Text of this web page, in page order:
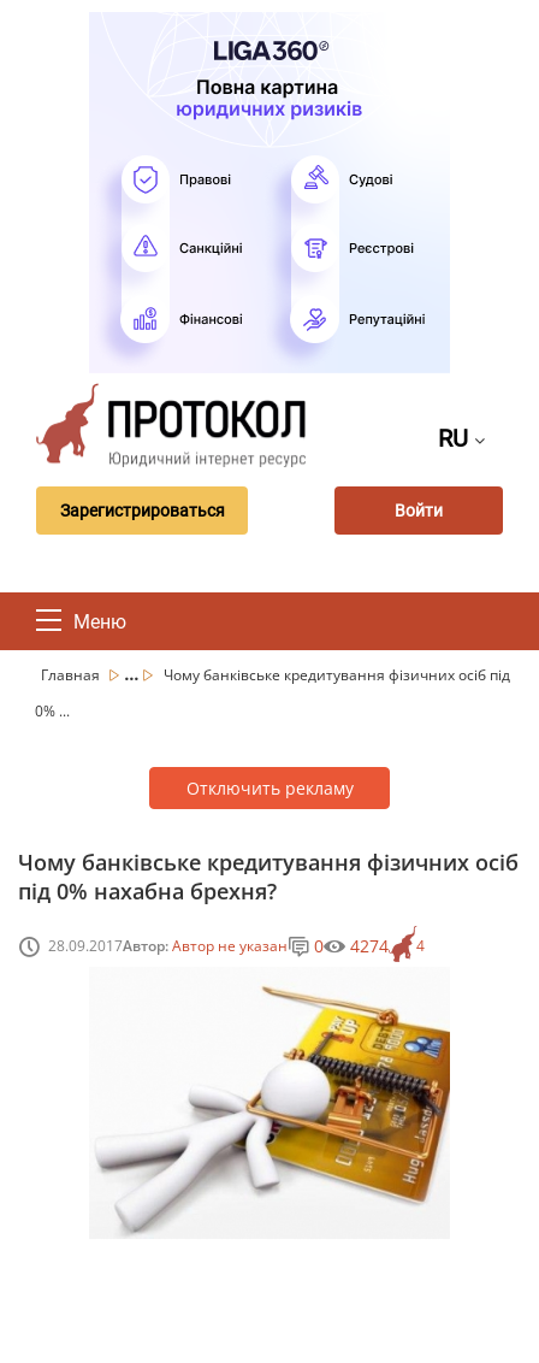
RU
Зарегистрироваться Войти
Меню
Главная ...
Чому банківське кредитування фізичних осіб під
0% ...
Отключить рекламу
Чому банківське кредитування фізичних осіб
під 0% нахабна брехня?
28.09.2017Автор:Автор не указан 4
0 4274